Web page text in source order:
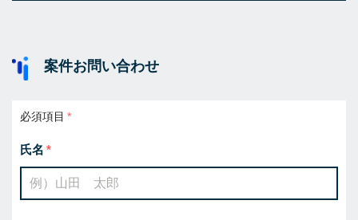
案件お問い合わせ
必須項目
氏名